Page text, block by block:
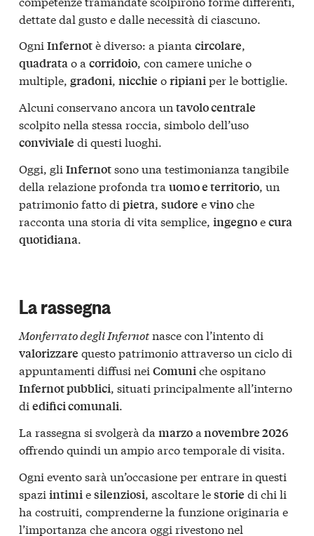
dettate dal gusto e dalle necessità di ciascuno.
Ogni Infernotè diverso: a pianta circolare,
quadratao a corridoio, con camere uniche o
multiple, gradoni, nicchie oripianiper le bottiglie.
Alcuni conservano ancora un tavolo centrale
scolpito nella stessa roccia, simbolo dell’uso
conviviale di questi luoghi.
Oggi, gli Infernotsono una testimonianza tangibile
della relazione profonda tra uomo e territorio, un
patrimonio fatto di pietra, sudore evinoche
racconta una storia di vita semplice, ingegnoecura
quotidiana.
La rassegna
Monferrato degli Infernotnasce con l’intento di
valorizzare questo patrimonio attraverso un ciclo di
appuntamenti diffusi nei Comuniche ospitano
Infernot pubblici, situati principalmente all’interno
di edifici comunali.
La rassegna si svolgerà da marzoa novembre 2026
offrendo quindi un ampio arco temporale di visita.
Ogni evento sarà un’occasione per entrare in questi
spazi intimiesilenziosi, ascoltare lestorie di chi li
ha costruiti, comprenderne la funzione originaria e
l’importanza che ancora oggi rivestono nel